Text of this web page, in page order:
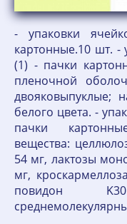
- упаковки
картонные.10 шт. -
(1) - пачки
пленочной
двояковыпуклые;
белого цвета. -
пачки
вещества:
54 мг, лактозы
мг,
повидон K30